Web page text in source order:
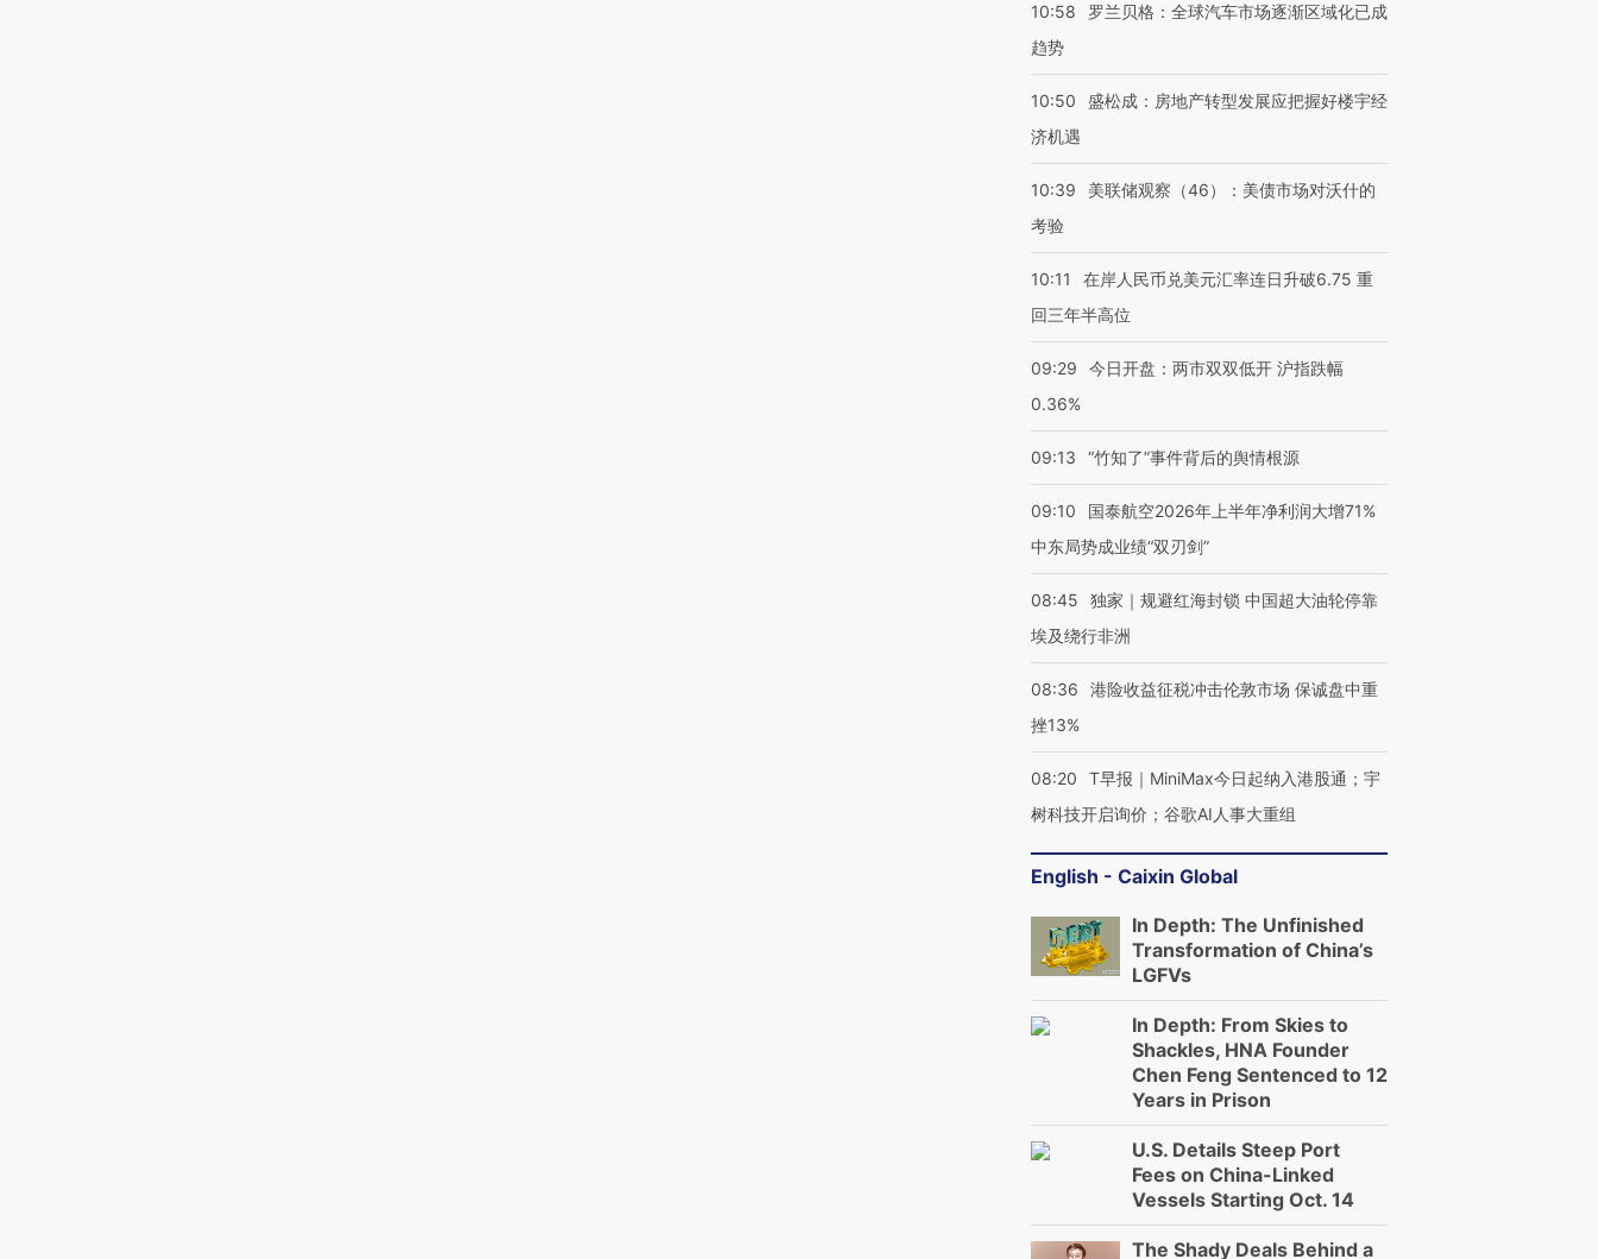
10:58
罗兰贝格：全球汽车市场逐渐区域化已成
趋势
10:50
盛松成：房地产转型发展应把握好楼宇经
济机遇
10:39
美联储观察（46）：美债市场对沃什的
考验
10:11
在岸人民币兑美元汇率连日升破6.75 重
回三年半高位
09:29
今日开盘：两市双双低开 沪指跌幅
0.36%
09:13 “竹知了”事件背后的舆情根源
09:10
国泰航空2026年上半年净利润大增71%
中东局势成业绩“双刃剑”
08:45
独家｜规避红海封锁 中国超大油轮停靠
埃及绕行非洲
08:36
港险收益征税冲击伦敦市场 保诚盘中重
挫13%
08:20
T早报｜MiniMax今日起纳入港股通；宇
树科技开启询价；谷歌AI人事大重组
English - Caixin Global
In Depth: The Unfinished
Transformation of China’s
LGFVs
In Depth: From Skies to
Shackles, HNA Founder
Chen Feng Sentenced to 12
Years in Prison
U.S. Details Steep Port
Fees on China-Linked
Vessels Starting Oct. 14
The Shady Deals Behind a